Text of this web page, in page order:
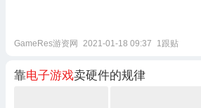
GameRes游资网 2021-01-18 09:37 1跟贴
靠电子游戏卖硬件的规律